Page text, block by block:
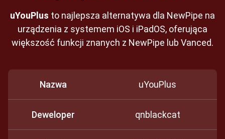
uYouPlus to najlepsza alternatywa dla NewPipe na
urządzenia z systemem iOS i iPadOS, oferująca
większość funkcji znanych z NewPipe lub Vanced.
Nazwa uYouPlus
Deweloper qnblackcat